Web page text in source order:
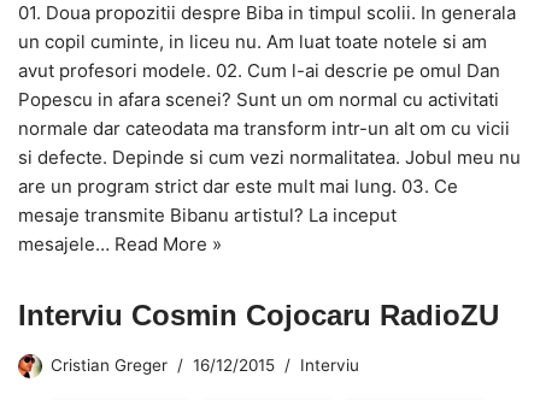
01. Doua propozitii despre Biba in timpul scolii. In generala
un copil cuminte, in liceu nu. Am luat toate notele si am
avut profesori modele. 02. Cum l-ai descrie pe omul Dan
Popescu in afara scenei? Sunt un om normal cu activitati
normale dar cateodata ma transform intr-un alt om cu vicii
si defecte. Depinde si cum vezi normalitatea. Jobul meu nu
are un program strict dar este mult mai lung. 03. Ce
mesaje transmite Bibanu artistul? La inceput
mesajele… Read More »
Interviu Cosmin Cojocaru RadioZU
Cristian Greger 16/12/2015 Interviu